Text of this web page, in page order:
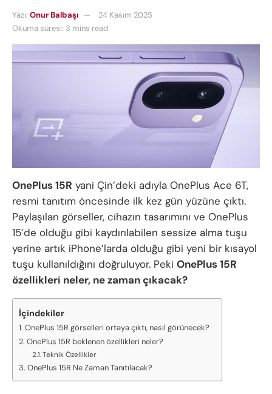
Yazı: Onur Balbaşı
24 Kasım 2025
Okuma süresi: 3 mins read
OnePlus 15R yani Çin’deki adıyla OnePlus Ace 6T,
resmi tanıtım öncesinde ilk kez gün yüzüne çıktı.
Paylaşılan görseller, cihazın tasarımını ve OnePlus
15’de olduğu gibi kaydırılabilen sessize alma tuşu
yerine artık iPhone’larda olduğu gibi yeni bir kısayol
tuşu kullanıldığını doğruluyor. Peki OnePlus 15R
özellikleri neler, ne zaman çıkacak?
İçindekiler
OnePlus 15R görselleri ortaya çıktı, nasıl görünecek?
OnePlus 15R beklenen özellikleri neler?
Teknik Özellikler
OnePlus 15R Ne Zaman Tanıtılacak?